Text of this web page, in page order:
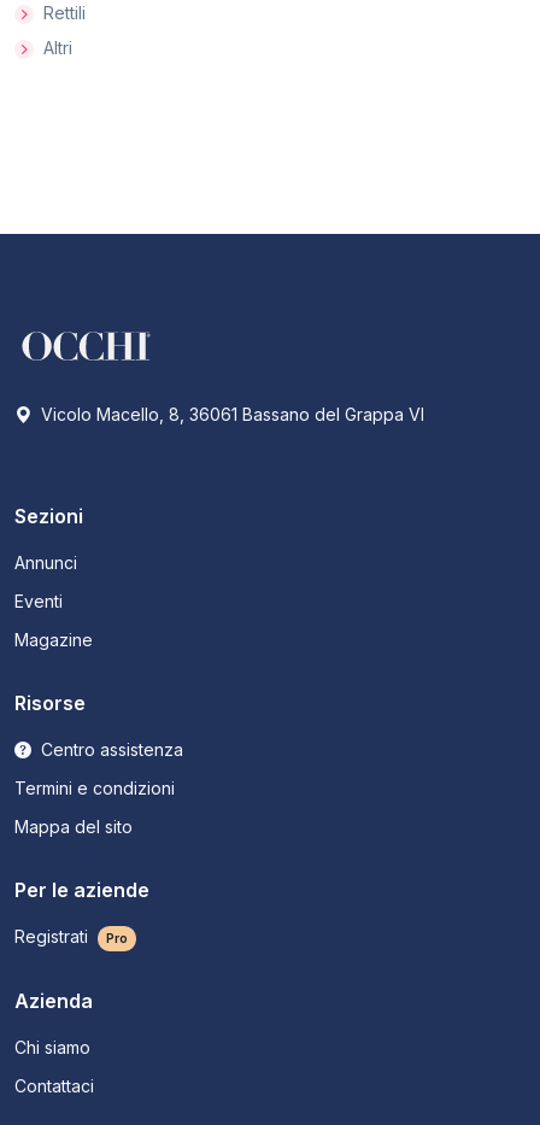
Rettili
Altri
Vicolo Macello, 8, 36061 Bassano del Grappa VI
Sezioni
Annunci
Eventi
Magazine
Risorse
Centro assistenza
Termini e condizioni
Mappa del sito
Per le aziende
Registrati Pro
Azienda
Chi siamo
Contattaci